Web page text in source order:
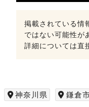
掲載されている情
ではない可能性が
詳細については直
神奈川県
鎌倉